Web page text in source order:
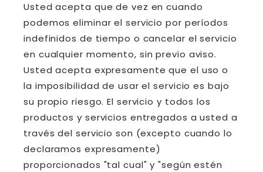
Usted acepta que de vez en cuando
podemos eliminar el servicio por períodos
indefinidos de tiempo o cancelar el servicio
en cualquier momento, sin previo aviso.
Usted acepta expresamente que el uso o
la imposibilidad de usar el servicio es bajo
su propio riesgo. El servicio y todos los
productos y servicios entregados a usted a
través del servicio son (excepto cuando lo
declaramos expresamente)
proporcionados "tal cual" y "según estén